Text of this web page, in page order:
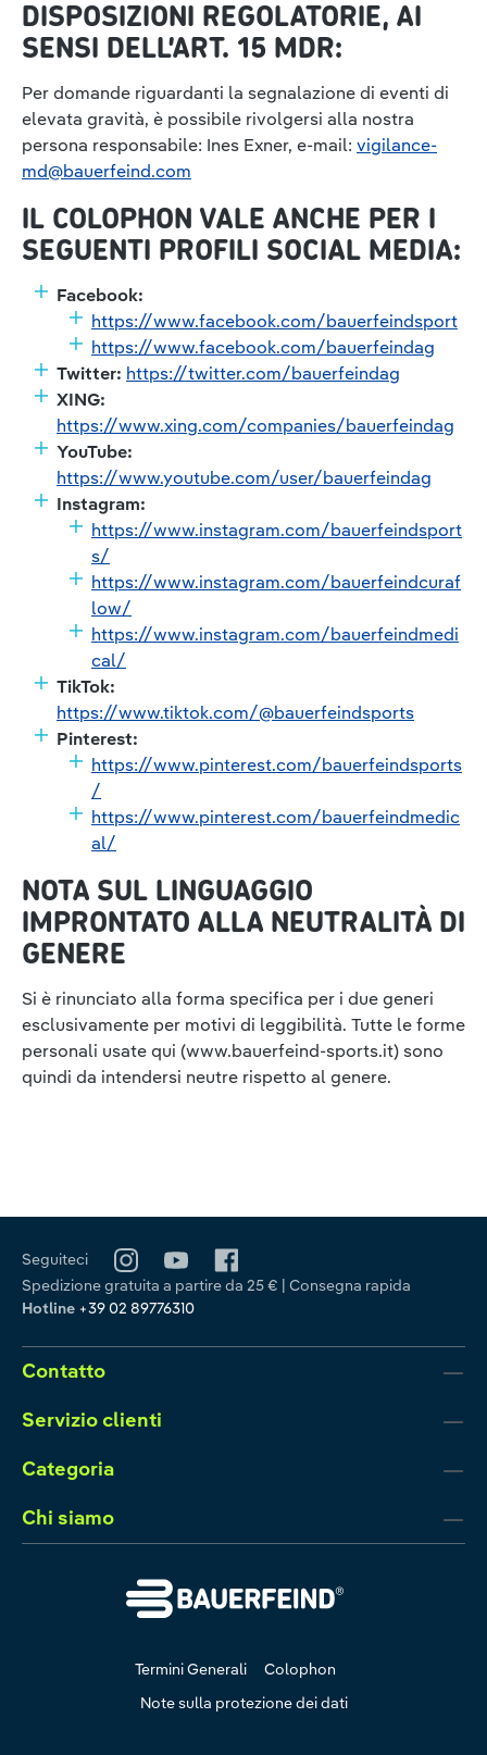
DISPOSIZIONI REGOLATORIE, AI
SENSI DELL’ART. 15 MDR:
Per domande riguardanti la segnalazione di eventi di
elevata gravità, è possibile rivolgersi alla nostra
persona responsabile: Ines Exner, e-mail: vigilance-
md@bauerfeind.com
IL COLOPHON VALE ANCHE PER I
SEGUENTI PROFILI SOCIAL MEDIA:
Facebook:
https://www.facebook.com/bauerfeindsport
https://www.facebook.com/bauerfeindag
Twitter: https://twitter.com/bauerfeindag
XING:
https://www.xing.com/companies/bauerfeindag
YouTube:
https://www.youtube.com/user/bauerfeindag
Instagram:
https://www.instagram.com/bauerfeindsport
s/
https://www.instagram.com/bauerfeindcuraf
low/
https://www.instagram.com/bauerfeindmedi
cal/
TikTok:
https://www.tiktok.com/@bauerfeindsports
Pinterest:
https://www.pinterest.com/bauerfeindsports
/
https://www.pinterest.com/bauerfeindmedic
al/
NOTA SUL LINGUAGGIO
IMPRONTATO ALLA NEUTRALITÀ DI
GENERE
Si è rinunciato alla forma specifica per i due generi
esclusivamente per motivi di leggibilità. Tutte le forme
personali usate qui (www.bauerfeind-sports.it) sono
quindi da intendersi neutre rispetto al genere.
Seguiteci
Spedizione gratuita a partire da 25 € | Consegna rapida
Hotline +39 02 89776310
Contatto
Servizio clienti
Categoria
Chi siamo
Termini Generali
Colophon
Note sulla protezione dei dati